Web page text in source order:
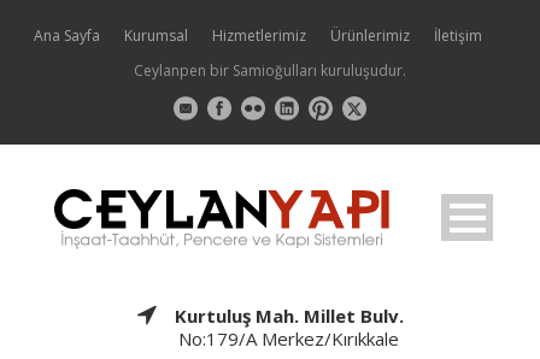
Ana Sayfa Kurumsal Hizmetlerimiz Ürünlerimiz
İletişim
Ceylanpen bir Samioğulları kuruluşudur.
Kurtuluş Mah. Millet Bulv.
No:179/A Merkez/Kırıkkale